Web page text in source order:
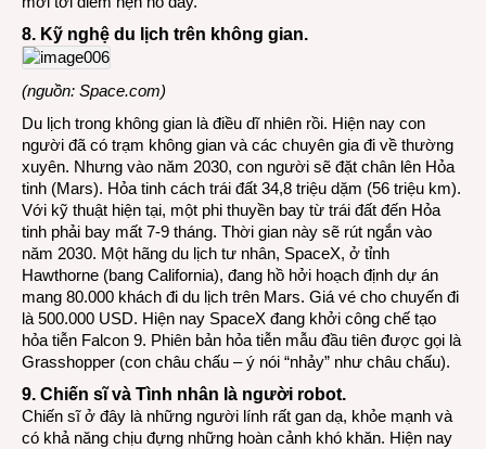
8. Kỹ nghệ du lịch trên không gian.
(nguồn: Space.com)
Du lịch trong không gian là điều dĩ nhiên rồi. Hiện nay con
người đã có trạm không gian và các chuyên gia đi về thường
xuyên. Nhưng vào năm 2030, con người sẽ đặt chân lên Hỏa
tinh (Mars). Hỏa tinh cách trái đất 34,8 triệu dặm (56 triệu km).
Với kỹ thuật hiện tại, một phi thuyền bay từ trái đất đến Hỏa
tinh phải bay mất 7-9 tháng. Thời gian này sẽ rút ngắn vào
năm 2030. Một hãng du lịch tư nhân, SpaceX, ở tỉnh
Hawthorne (bang California), đang hồ hởi hoạch định dự án
mang 80.000 khách đi du lịch trên Mars. Giá vé cho chuyến đi
là 500.000 USD. Hiện nay SpaceX đang khởi công chế tạo
hỏa tiễn Falcon 9. Phiên bản hỏa tiễn mẫu đầu tiên được gọi là
Grasshopper (con châu chấu – ý nói “nhảy” như châu chấu).
9. Chiến sĩ và Tình nhân là người robot.
Chiến sĩ ở đây là những người lính rất gan dạ, khỏe mạnh và
có khả năng chịu đựng những hoàn cảnh khó khăn. Hiện nay